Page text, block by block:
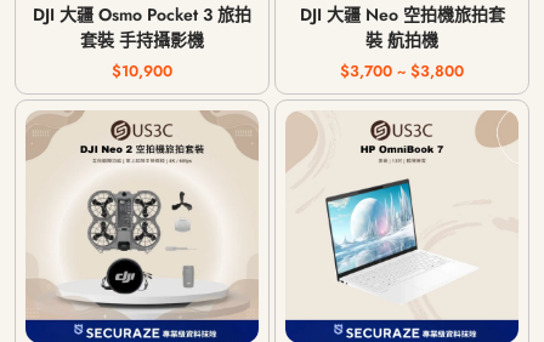
DJI 大疆 Osmo Pocket 3 旅拍
套裝 手持攝影機
$10,900
DJI 大疆 Neo 空拍機旅拍套
裝 航拍機
$3,700 ~ $3,800